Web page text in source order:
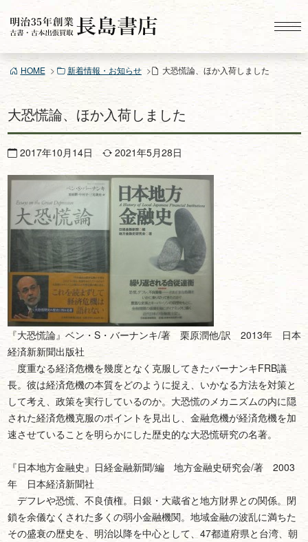
ン
ツ
ス
キ
プ
HOME 新着情報・お知らせ 大恐慌論、ほか入荷しました
大恐慌論、ほか入荷しました
2017年10月14日 2021年5月28日
『大恐慌論』ベン・S・バーナンキ/著 栗原潤他/訳 2013年 日本
経済新新聞出版社
度重なる経済危機を幾度となく克服してきたバーナンキFRB議
長。彼は経済危機の本質をどのように捉え、いかなる方法を対策と
して考え、政策を実行しているのか。大恐慌のメカニズムの内に隠
された経済危機克服のポイントを見出し、金融危機が経済危機を加
速させていることを明らかにした歴史的な大恐慌研究の名著。
『日本地方金融史』日経金融新聞/編 地方金融史研究会/著 2003
年 日本経済新聞社
デフレや恐慌、不良債権。日銀・大蔵省と地方財界との関係。閉
鎖を余儀なくされた多くの弱小金融機関。地域金融の波乱に満ちた
その盛衰の歴史を、明治以降を中心として、47都道府県と台湾、朝